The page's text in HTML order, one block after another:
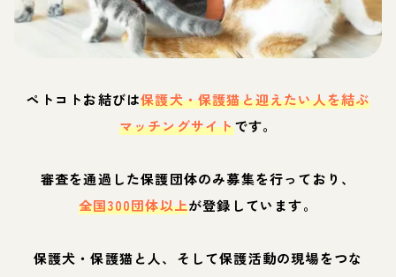
ペトコトお結びは保護犬・保護猫と迎えたい人を結ぶ
マッチングサイトです。
審査を通過した保護団体のみ募集を行っており、
全国300団体以上が登録しています。
保護犬・保護猫と人、そして保護活動の現場をつな